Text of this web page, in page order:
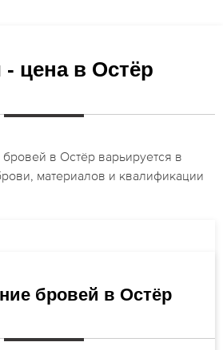
цена в Остёр
в Остёр варьируется в
материалов и квалификации
бровей в Остёр